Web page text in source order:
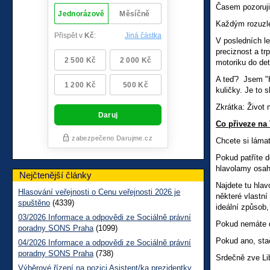
Časem
Každým
V posledních
preciznost a
motoriku do
A teď? Jsem
kuličky. Je to
Zkrátka: Život
Co přiveze na
Chcete si
Pokud patříte
hlavolamy
Najdete
některé
ideální
Pokud
Pokud ano,
Srdečně zve
Nejčtenější články
Hlasování veřejnosti o Cenu veřejnosti 2026 je
spuštěno (4339)
03/2026 Informace a odpovědi ze Sociálně právní
poradny SONS Praha (1099)
04/2026 Informace a odpovědi ze Sociálně právní
poradny SONS Praha (738)
Výběrové řízení na pozici Asistent/ka prezidentky